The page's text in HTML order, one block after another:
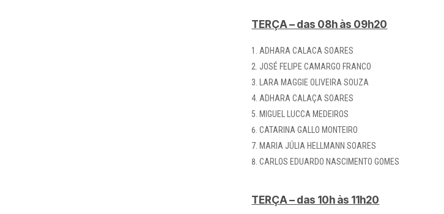
TERÇA – das 08h às 09h20
ADHARA CALACA SOARES
JOSÉ FELIPE CAMARGO FRANCO
LARA MAGGIE OLIVEIRA SOUZA
ADHARA CALAÇA SOARES
MIGUEL LUCCA MEDEIROS
CATARINA GALLO MONTEIRO
MARIA JÚLIA HELLMANN SOARES
CARLOS EDUARDO NASCIMENTO GOMES
TERÇA – das 10h às 11h20